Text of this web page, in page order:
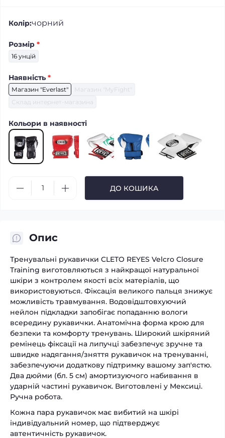
Колір:чорний
Розмір *
16 унцій
Наявність *
Магазин "Everlast"
Магазин "MyFight"
Склад интернет-магазина
Кольори в наявності
ДО КОШИКА
Опис
Тренувальні рукавички CLETO REYES Velcro Closure
Training виготовляються з найкращої натуральної
шкіри з контролем якості всіх матеріалів, що
використовуються. Фіксація великого пальця знижує
можливість травмування. Водовідштовхуючий
нейлон підкладки запобігає попаданню вологи
всередину рукавички. Анатомічна форма крою для
безпеки та комфорту тренувань. Широкий шкіряний
ремінець фіксації на липучці забезпечує зручне та
швидке надягання/зняття рукавичок на тренуванні,
забезпечуючи додаткову підтримку вашому зап'ястю.
Два дюйми (бл. 5 см) амортизуючого набивання в
ударній частині рукавичок. Виготовлені у Мексиці.
Ручна робота.
Кожна пара рукавичок має вибитий на шкірі
індивідуальний номер, що підтверджує
автентичність рукавичок.